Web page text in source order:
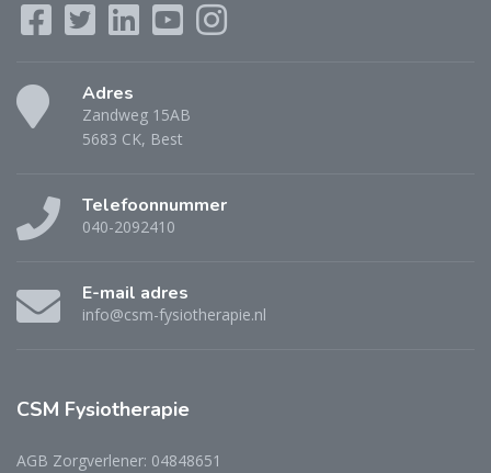
Adres
Zandweg 15AB
5683 CK, Best
Telefoonnummer
040-2092410
E-mail adres
info@csm-fysiotherapie.nl
CSM Fysiotherapie
AGB Zorgverlener: 04848651